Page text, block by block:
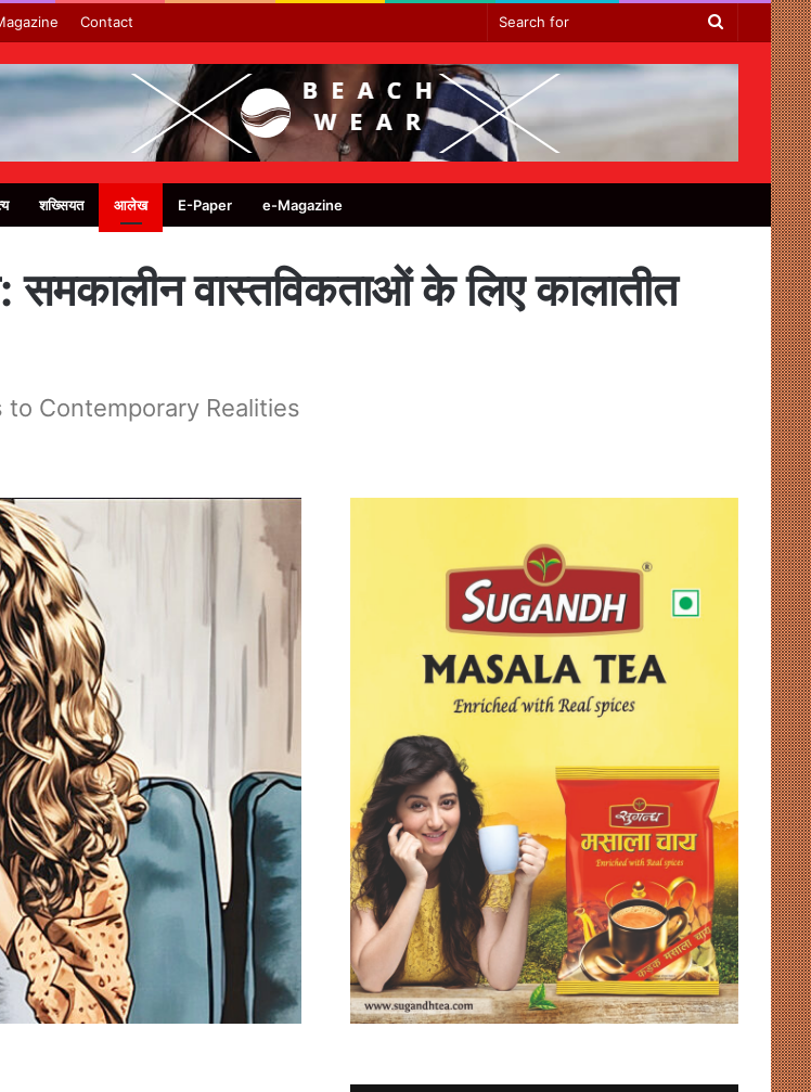
Contact
Search
for
शख्सियत आलेख E-Paper e-Magazine
समकालीन वास्तविकताओं के लिए कालातीत
Contemporary Realities